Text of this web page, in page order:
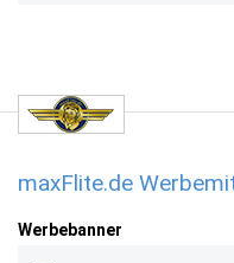
maxFlite.de
Werbebanner